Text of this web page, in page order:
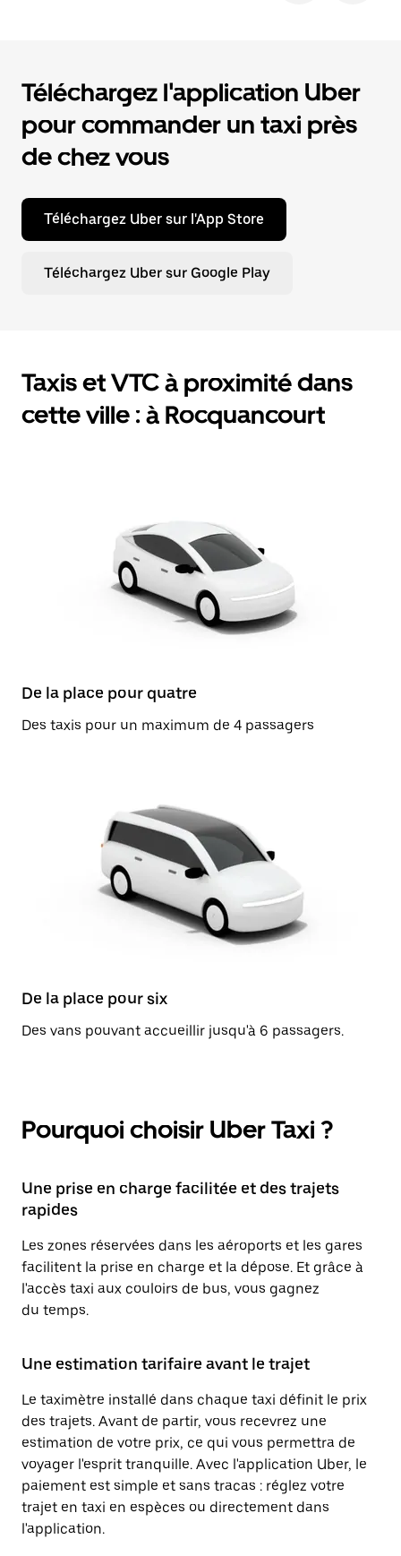
Téléchargez l'application Uber
pour commander un taxi près
de chez vous
Téléchargez Uber sur l'App Store
Téléchargez Uber sur Google Play
Taxis et VTC à proximité dans
cette ville : à Rocquancourt
De la place pour quatre
Des taxis pour un maximum de 4 passagers
De la place pour six
Des vans pouvant accueillir jusqu'à 6 passagers.
Pourquoi choisir Uber Taxi ?
Une prise en charge facilitée et des trajets
rapides
Les zones réservées dans les aéroports et les gares
facilitent la prise en charge et la dépose. Et grâce à
l'accès taxi aux couloirs de bus, vous gagnez
du temps.
Une estimation tarifaire avant le trajet
Le taximètre installé dans chaque taxi définit le prix
des trajets. Avant de partir, vous recevrez une
estimation de votre prix, ce qui vous permettra de
voyager l'esprit tranquille. Avec l'application Uber, le
paiement est simple et sans tracas : réglez votre
trajet en taxi en espèces ou directement dans
l'application.